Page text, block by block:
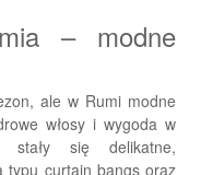
– modne
ale w Rumi modne
włosy i wygoda w
stały się delikatne,
typu curtain bangs oraz